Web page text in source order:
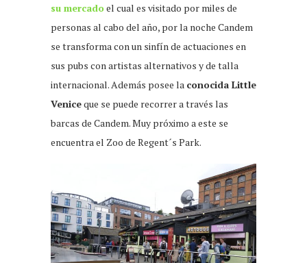
su mercadoel cual es visitado por miles de
personas al cabo del año, por la noche Candem
se transforma con un sinfín de actuaciones en
sus pubs con artistas alternativos y de talla
internacional. Además posee la conocida Little
Veniceque se puede recorrer a través las
barcas de Candem. Muy próximo a este se
encuentra el Zoo de Regent´s Park.